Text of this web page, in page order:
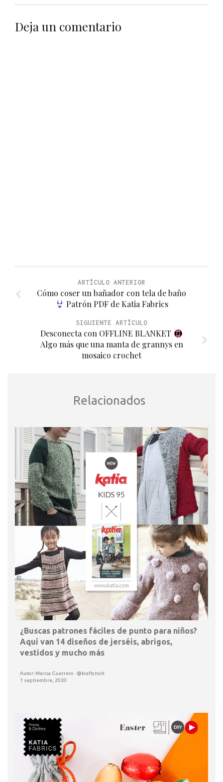
Deja un comentario
ARTÍCULO ANTERIOR
Cómo coser un bañador con tela de baño
Patrón PDF de Katia Fabrics
SIGUIENTE ARTÍCULO
Desconecta con OFFLINE BLANKET
Algo más que una manta de grannys en
mosaico crochet
Relacionados
¿Buscas patrones fáciles de punto para niños?
Aquí van 14 diseños de jerséis, abrigos,
vestidos y mucho más
Autor: Marisa Guerrero · @kraftcroch
1 septiembre, 2020